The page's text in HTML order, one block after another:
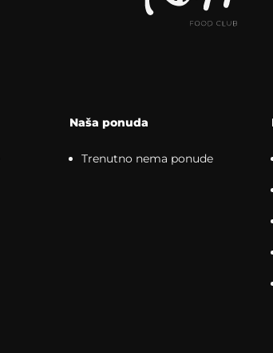
Naša ponuda
Trenutno nema ponude